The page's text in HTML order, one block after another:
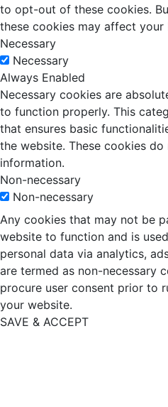
to opt-out of these cookies.
these cookies may affect your
Necessary
Necessary
Always Enabled
Necessary cookies are
to function properly. This
that ensures basic
the website. These cookies
information.
Non-necessary
Non-necessary
Any cookies that may not be
website to function and is
personal data via analytics,
are termed as non-necessary
procure user consent prior to
your website.
SAVE & ACCEPT